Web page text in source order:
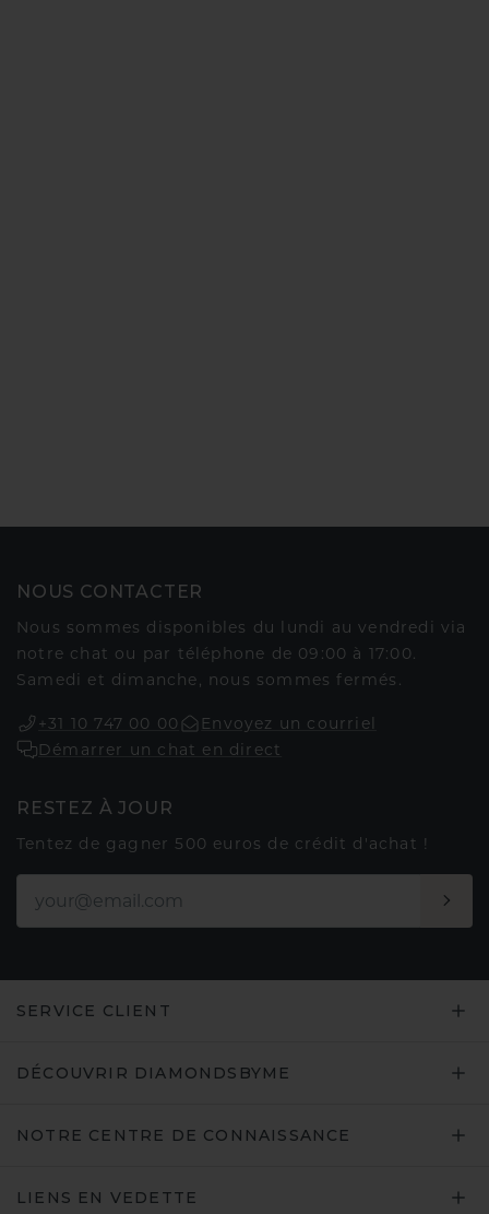
NOUS CONTACTER
Nous sommes disponibles du lundi au vendredi via
notre chat ou par téléphone de 09:00 à 17:00.
Samedi et dimanche, nous sommes fermés.
+31 10 747 00 00
Envoyez un courriel
Démarrer un chat en direct
RESTEZ À JOUR
Tentez de gagner 500 euros de crédit d'achat !
SERVICE CLIENT
DÉCOUVRIR DIAMONDSBYME
NOTRE CENTRE DE CONNAISSANCE
LIENS EN VEDETTE